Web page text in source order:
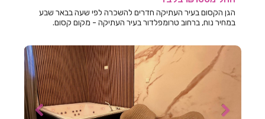
חדרים לפי שעה במגדל
חדרים לפי שעה במגידו
חדרים לפי שעה במגן שאול
חדרים לפי שעה במדרך עוז
הגן הקסום בעיר העתיקה חדרים להשכרה לפי שעה בבאר שבע
במחיר נוח, ברחוב טרומפלדור בעיר העתיקה - מקום קסום.